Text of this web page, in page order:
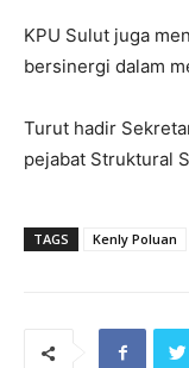
KPU Sulut juga
bersinergi dalam
Turut hadir
pejabat Struktural
TAGS Kenly Poluan